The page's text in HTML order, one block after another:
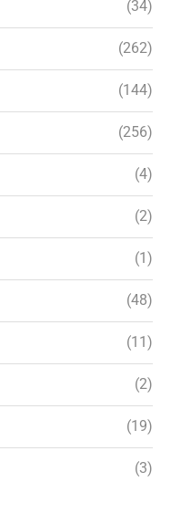
(34)
(262)
(144)
(256)
(4)
(2)
(1)
(48)
(11)
(2)
(19)
(3)